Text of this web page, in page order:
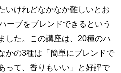
いけれどなかなか難しいとお
ーブをブレンドできるという
した。この講座は、20種のハ
かの3種は「簡単にブレンドで
って、香りもいい」と好評で